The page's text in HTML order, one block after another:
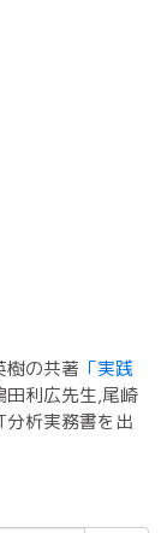
樹の共著 「実践
田利広先生,尾崎
分析実務書を出